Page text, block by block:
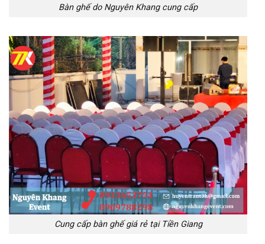
Bàn ghế do Nguyên Khang cung cấp
Cung cấp bàn ghế giá rẻ tại Tiền Giang